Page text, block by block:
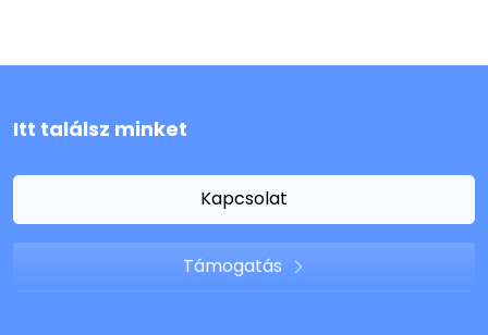
Itt találsz minket
Kapcsolat
Támogatás